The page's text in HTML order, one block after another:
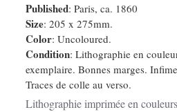
Published: Paris, ca. 1860
Size: 205 x 275mm.
Color: Uncoloured.
Condition: Lithographie en
exemplaire. Bonnes marges.
Traces de colle au verso.
Lithographie imprimée en